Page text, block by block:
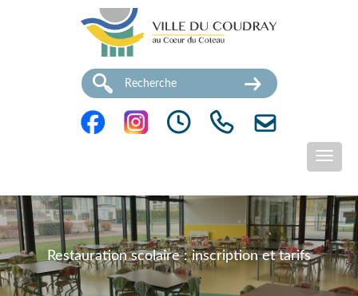
Restauration scolaire : inscription et tarifs